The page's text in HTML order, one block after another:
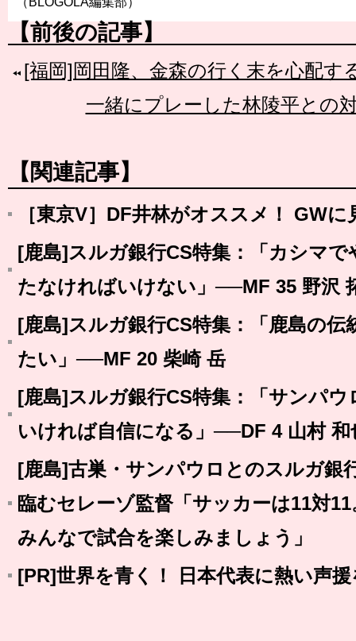
【前後の記事】
[福岡]岡田隆、金森の行く末を心配す
一緒にプレーした林陵平との
【関連記事】
［東京V］DF井林がオススメ！ GW
[鹿島]スルガ銀行CS特集：「カシマ
たなければいけない」──MF 35 野沢
[鹿島]スルガ銀行CS特集：「鹿島の伝
たい」──MF 20 柴崎 岳
[鹿島]スルガ銀行CS特集：「サンパ
いければ自信になる」──DF 4 山村 和
[鹿島]古巣・サンパウロとのスルガ銀
臨むセレーゾ監督「サッカーは11対
みんなで試合を楽しみましょう」
[PR]世界を青く！ 日本代表に熱い声援